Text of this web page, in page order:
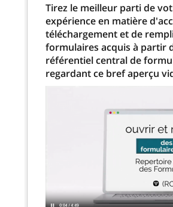
Tirez le meilleur parti de
expérience en matière
téléchargement et de
formulaires acquis à partir
référentiel central de
regardant ce bref aperçu